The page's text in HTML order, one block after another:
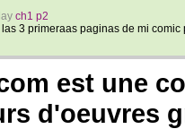
ch1 p2
3 primeraas paginas de mi
est une
d'oeuvres